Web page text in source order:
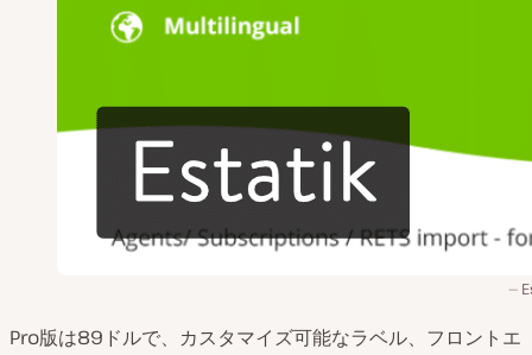
Pro版は89ドルで、カスタマイズ可能なラベル、フロントエ